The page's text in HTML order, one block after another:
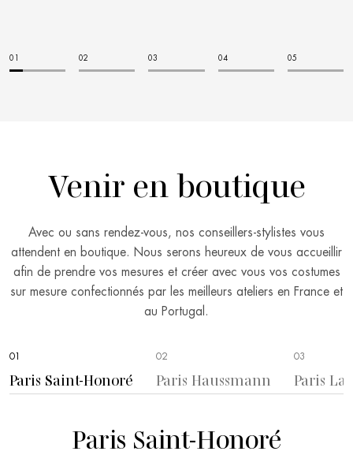
Venir en boutique
Avec ou sans rendez-vous, nos conseillers-stylistes vous
attendent en boutique. Nous serons heureux de vous accueillir
afin de prendre vos mesures et créer avec vous vos costumes
sur mesure confectionnés par les meilleurs ateliers en France et
au Portugal.
01
Paris Saint-Honoré
02
Paris Haussmann
03
Paris La
Paris Saint-Honoré